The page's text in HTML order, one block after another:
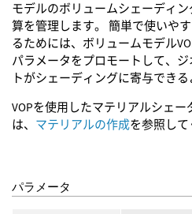
モデルのボリュームシェーディ
算を管理します。 簡単で使いや
るためには、ボリュームモデル
パラメータをプロモートして、
トがシェーディングに寄与できる
VOPを使用したマテリアルシェ
は、 マテリアルの作成を参照して
パラメータ